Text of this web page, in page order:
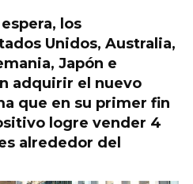
los
Unidos, Australia,
Japón e
adquirir el nuevo
que en su primer fin
logre vender 4
alrededor del